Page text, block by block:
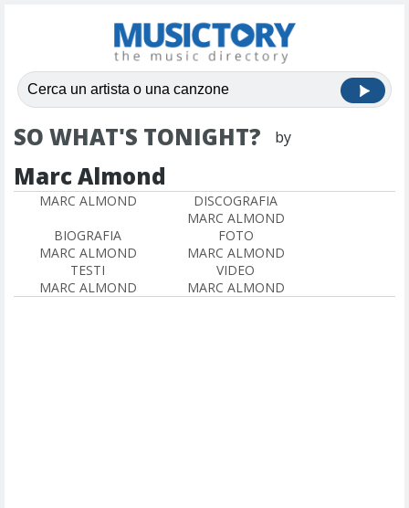
SO WHAT'S TONIGHT? by
Marc Almond
MARC ALMOND
DISCOGRAFIA
MARC ALMOND
BIOGRAFIA
MARC ALMOND
FOTO
MARC ALMOND
TESTI
MARC ALMOND
VIDEO
MARC ALMOND